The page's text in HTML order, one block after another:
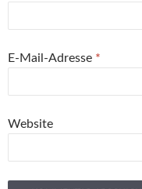
E-Mail-Adresse *
Website